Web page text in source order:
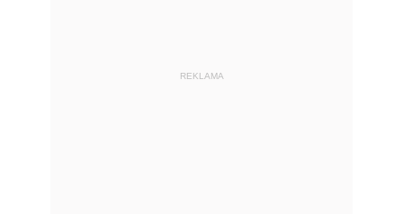
REKLAMA